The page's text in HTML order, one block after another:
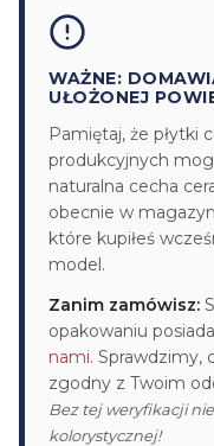
WAŻNE:
UŁOŻONEJ
Pamiętaj, że płytki
produkcyjnych
naturalna cecha
obecnie w
które kupiłeś
model.
Zanim zamówisz:
opakowaniu
nami. Sprawdzimy,
zgodny z Twoim
Bez tej weryfikacji
kolorystycznej!